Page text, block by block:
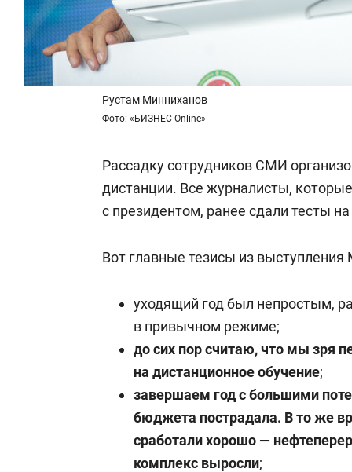
Рустам Минниханов
Фото: «БИЗНЕС Online»
Рассадку сотрудников СМИ
дистанции. Все журналисты,
с президентом, ранее сдали тесты
Вот главные тезисы из выступления
уходящий год был непростым,
в привычном режиме;
до сих пор считаю, что мы зря
на дистанционное обучение;
завершаем год с большими
бюджета пострадала. В то же
сработали хорошо —
комплекс выросли;